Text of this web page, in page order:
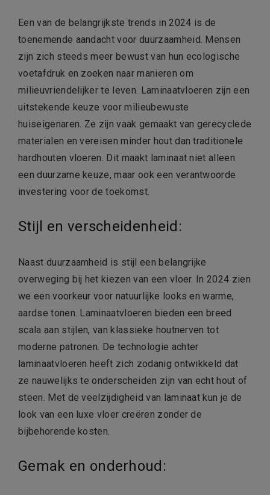
Een van de belangrijkste trends in 2024 is de
toenemende aandacht voor duurzaamheid. Mensen
zijn zich steeds meer bewust van hun ecologische
voetafdruk en zoeken naar manieren om
milieuvriendelijker te leven. Laminaatvloeren zijn een
uitstekende keuze voor milieubewuste
huiseigenaren. Ze zijn vaak gemaakt van gerecyclede
materialen en vereisen minder hout dan traditionele
hardhouten vloeren. Dit maakt laminaat niet alleen
een duurzame keuze, maar ook een verantwoorde
investering voor de toekomst.
Stijl en verscheidenheid:
Naast duurzaamheid is stijl een belangrijke
overweging bij het kiezen van een vloer. In 2024 zien
we een voorkeur voor natuurlijke looks en warme,
aardse tonen. Laminaatvloeren bieden een breed
scala aan stijlen, van klassieke houtnerven tot
moderne patronen. De technologie achter
laminaatvloeren heeft zich zodanig ontwikkeld dat
ze nauwelijks te onderscheiden zijn van echt hout of
steen. Met de veelzijdigheid van laminaat kun je de
look van een luxe vloer creëren zonder de
bijbehorende kosten.
Gemak en onderhoud: